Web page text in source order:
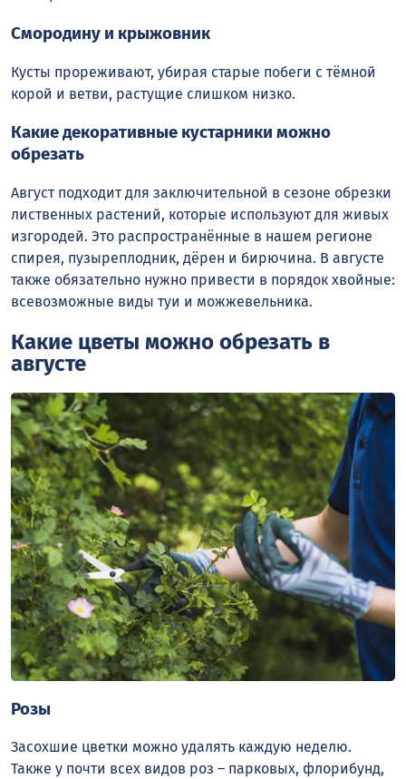
Смородину и крыжовник
Кусты прореживают, убирая старые побеги с тёмной
корой и ветви, растущие слишком низко.
Какие декоративные кустарники можно
обрезать
Август подходит для заключительной в сезоне обрезки
лиственных растений, которые используют для живых
изгородей. Это распространённые в нашем регионе
спирея, пузыреплодник, дёрен и бирючина. В августе
также обязательно нужно привести в порядок хвойные:
всевозможные виды туи и можжевельника.
Какие цветы можно обрезать в
августе
Розы
Засохшие цветки можно удалять каждую неделю.
Также у почти всех видов роз – парковых, флорибунд,